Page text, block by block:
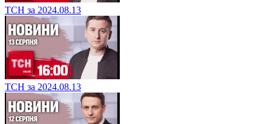
ТСН за 2024.08.13
ТСН за 2024.08.13